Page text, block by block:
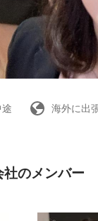
海外に出
のメンバー